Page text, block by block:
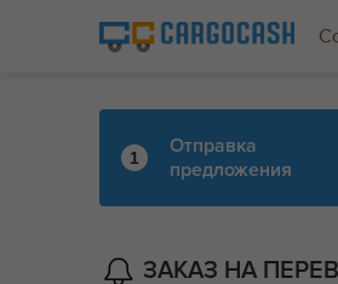
1
Отправка
предложения
ЗАКАЗ НА